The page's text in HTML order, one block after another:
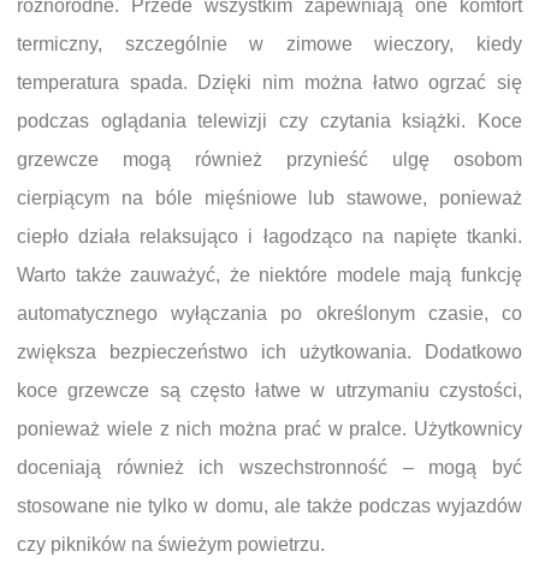
różnorodne. Przede wszystkim zapewniają one komfort
termiczny, szczególnie w zimowe wieczory, kiedy
temperatura spada. Dzięki nim można łatwo ogrzać się
podczas oglądania telewizji czy czytania książki. Koce
grzewcze mogą również przynieść ulgę osobom
cierpiącym na bóle mięśniowe lub stawowe, ponieważ
ciepło działa relaksująco i łagodząco na napięte tkanki.
Warto także zauważyć, że niektóre modele mają funkcję
automatycznego wyłączania po określonym czasie, co
zwiększa bezpieczeństwo ich użytkowania. Dodatkowo
koce grzewcze są często łatwe w utrzymaniu czystości,
ponieważ wiele z nich można prać w pralce. Użytkownicy
doceniają również ich wszechstronność – mogą być
stosowane nie tylko w domu, ale także podczas wyjazdów
czy pikników na świeżym powietrzu.